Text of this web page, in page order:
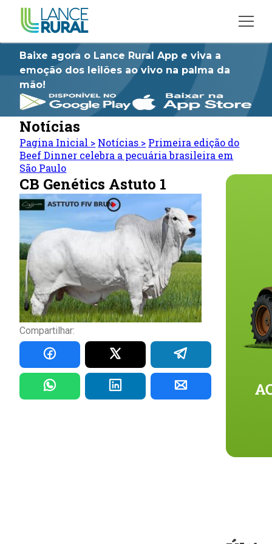
Baixe agora o Lance Rural App e viva a
emoção dos leilões ao vivo na palma da
mão!
Notícias
Pagina Inicial > Notícias > Primeira edição do
Beef Dinner celebra a pecuária brasileira em
São Paulo
CB Genétics Astuto 1
Compartilhar: